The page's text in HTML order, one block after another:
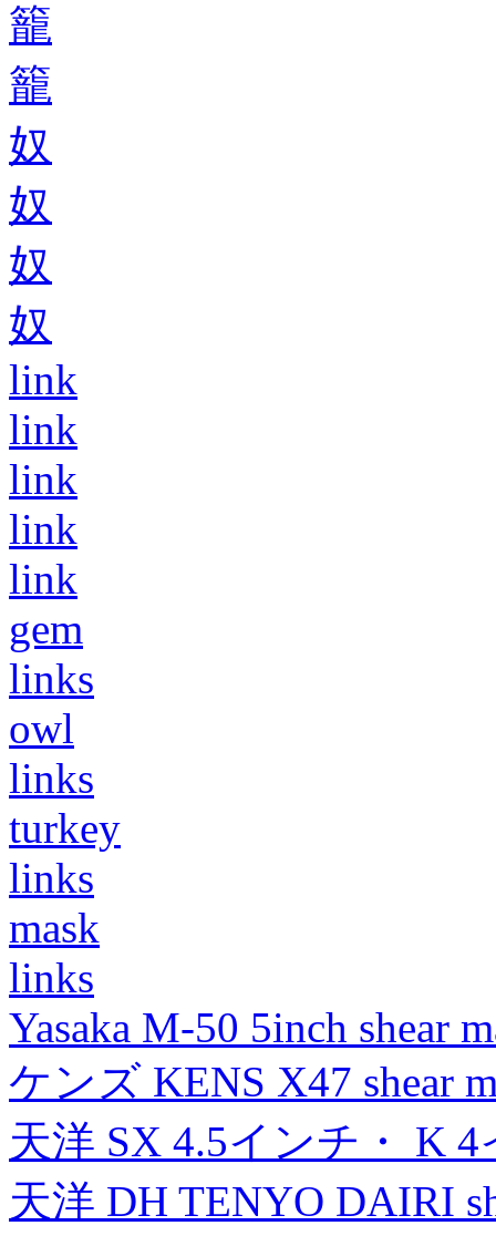
籠
籠
奴
奴
奴
奴
link
link
link
link
link
gem
links
owl
links
turkey
links
mask
links
Yasaka M-50 5inch shear
ケンズ KENS X47 shear
天洋 SX 4.5インチ・ K
天洋 DH TENYO DAIRI